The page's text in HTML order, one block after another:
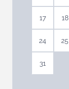
17 18
24 25
31